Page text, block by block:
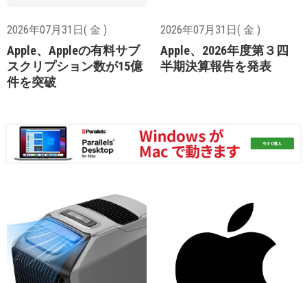
2026年07月31日( 金 )
Apple、Appleの有料サブ
スクリプション数が15億
件を突破
2026年07月31日( 金 )
Apple、2026年度第３四
半期決算報告を発表